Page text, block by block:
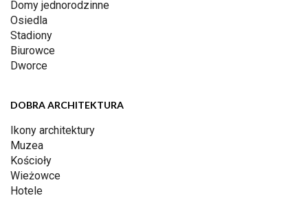
Domy jednorodzinne
Osiedla
Stadiony
Biurowce
Dworce
DOBRA ARCHITEKTURA
Ikony architektury
Muzea
Kościoły
Wieżowce
Hotele